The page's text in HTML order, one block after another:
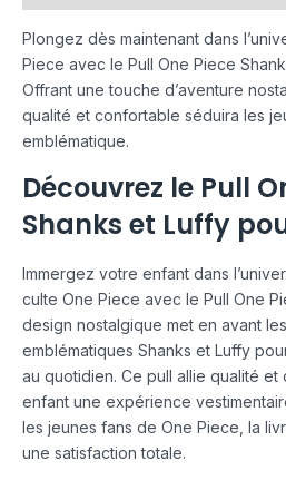
Plongez dès maintenant dans
Piece avec le Pull One Piece
Offrant une touche d’aventure
qualité et confortable séduira les
emblématique.
Découvrez le Pull
Shanks et Luffy
Immergez votre enfant dans
culte One Piece avec le Pull One
design nostalgique met en avant
emblématiques Shanks et Luffy
au quotidien. Ce pull allie qualité
enfant une expérience
les jeunes fans de One Piece, la
une satisfaction totale.